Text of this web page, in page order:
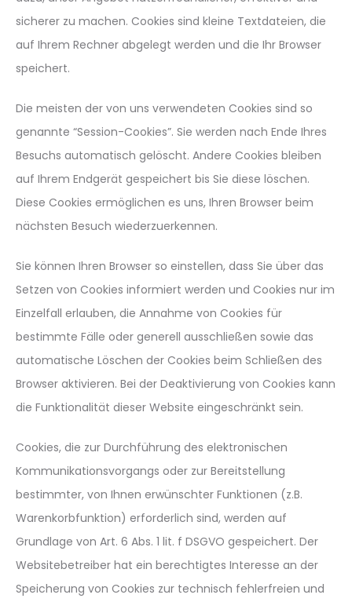
sicherer zu machen. Cookies sind kleine Textdateien, die
auf Ihrem Rechner abgelegt werden und die Ihr Browser
speichert.
Die meisten der von uns verwendeten Cookies sind so
genannte “Session-Cookies”. Sie werden nach Ende Ihres
Besuchs automatisch gelöscht. Andere Cookies bleiben
auf Ihrem Endgerät gespeichert bis Sie diese löschen.
Diese Cookies ermöglichen es uns, Ihren Browser beim
nächsten Besuch wiederzuerkennen.
Sie können Ihren Browser so einstellen, dass Sie über das
Setzen von Cookies informiert werden und Cookies nur im
Einzelfall erlauben, die Annahme von Cookies für
bestimmte Fälle oder generell ausschließen sowie das
automatische Löschen der Cookies beim Schließen des
Browser aktivieren. Bei der Deaktivierung von Cookies kann
die Funktionalität dieser Website eingeschränkt sein.
Cookies, die zur Durchführung des elektronischen
Kommunikationsvorgangs oder zur Bereitstellung
bestimmter, von Ihnen erwünschter Funktionen (z.B.
Warenkorbfunktion) erforderlich sind, werden auf
Grundlage von Art. 6 Abs. 1 lit. f DSGVO gespeichert. Der
Websitebetreiber hat ein berechtigtes Interesse an der
Speicherung von Cookies zur technisch fehlerfreien und